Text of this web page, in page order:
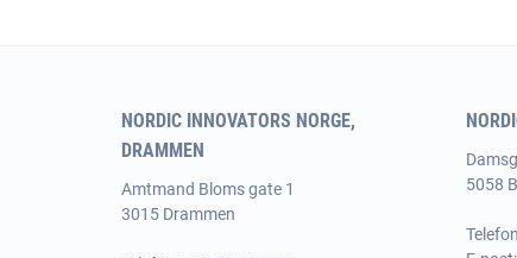
NORDIC INNOVATORS NORGE,
DRAMMEN
Amtmand Bloms gate 1
3015 Drammen
5058